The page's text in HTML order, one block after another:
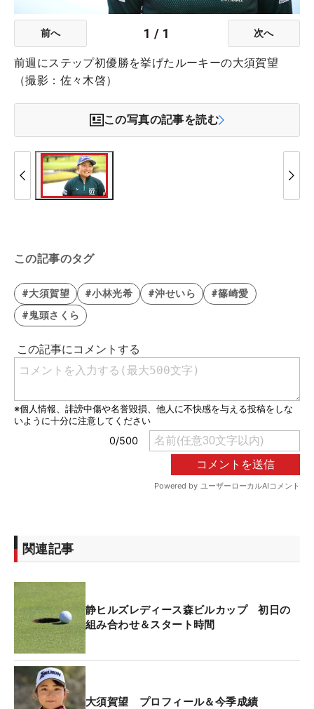
前へ 1 / 1 次へ
前週にステップ初優勝を挙げたルーキーの大須賀望
（撮影：佐々木啓）
この写真の記事を読む
この記事のタグ
#大須賀望 #小林光希 #沖せいら
#篠崎愛
#鬼頭さくら
関連記事
静ヒルズレディース森ビルカップ 初日の
組み合わせ＆スタート時間
大須賀望 プロフィール＆今季成績